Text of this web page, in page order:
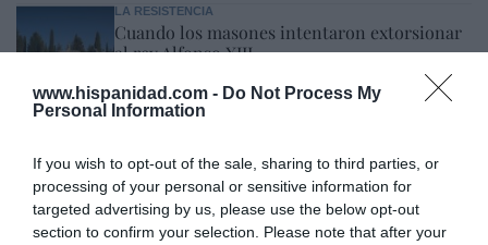
www.hispanidad.com - Do Not Process My
Personal Information
If you wish to opt-out of the sale, sharing to third parties, or
processing of your personal or sensitive information for
targeted advertising by us, please use the below opt-out
section to confirm your selection. Please note that after your
LA RESISTENCIA
Cuando los masones intentaron extorsionar
al rey Alfonso XIII
icono LGTBIQ+ Pete Buttigieg regresa a
escena y lo hace con las peores propuestas de
Biden
Ignacio Aguirre 09/08/26 06:00